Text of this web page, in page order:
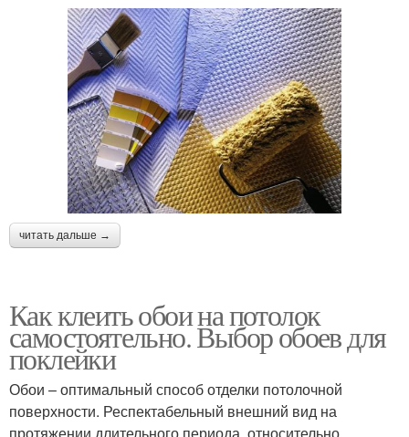
читать дальше →
Как клеить обои на потолок
самостоятельно. Выбор обоев для
поклейки
Обои – оптимальный способ отделки потолочной
поверхности. Респектабельный внешний вид на